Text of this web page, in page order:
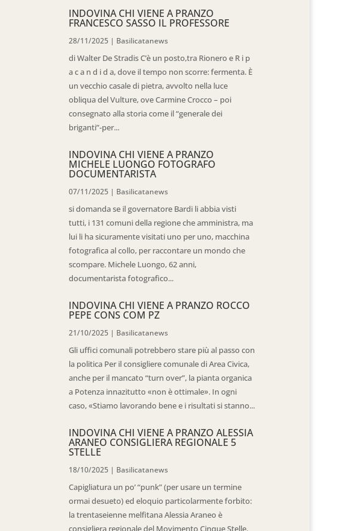
INDOVINA CHI VIENE A PRANZO
FRANCESCO SASSO IL PROFESSORE
28/11/2025 | Basilicatanews
di Walter De Stradis C’è un posto,tra Rionero e R i p
a c a n d i d a, dove il tempo non scorre: fermenta. È
un vecchio casale di pietra, avvolto nella luce
obliqua del Vulture, ove Carmine Crocco – poi
consegnato alla storia come il “generale dei
briganti”-per...
INDOVINA CHI VIENE A PRANZO
MICHELE LUONGO FOTOGRAFO
DOCUMENTARISTA
07/11/2025 | Basilicatanews
si domanda se il governatore Bardi li abbia visti
tutti, i 131 comuni della regione che amministra, ma
lui li ha sicuramente visitati uno per uno, macchina
fotografica al collo, per raccontare un mondo che
scompare. Michele Luongo, 62 anni,
documentarista fotografico...
INDOVINA CHI VIENE A PRANZO ROCCO
PEPE CONS COM PZ
21/10/2025 | Basilicatanews
Gli uffici comunali potrebbero stare più al passo con
la politica Per il consigliere comunale di Area Civica,
anche per il mancato “turn over”, la pianta organica
a Potenza innazitutto «non è ottimale». In ogni
caso, «Stiamo lavorando bene e i risultati si stanno...
INDOVINA CHI VIENE A PRANZO ALESSIA
ARANEO CONSIGLIERA REGIONALE 5
STELLE
18/10/2025 | Basilicatanews
Capigliatura un po’ “punk” (per usare un termine
ormai desueto) ed eloquio particolarmente forbito:
la trentaseienne melfitana Alessia Araneo è
consigliera regionale del Movimento Cinque Stelle.